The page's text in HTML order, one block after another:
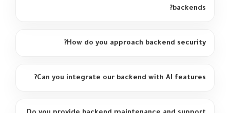
backends?
How do you approach backend security?
Can you integrate our backend with AI features?